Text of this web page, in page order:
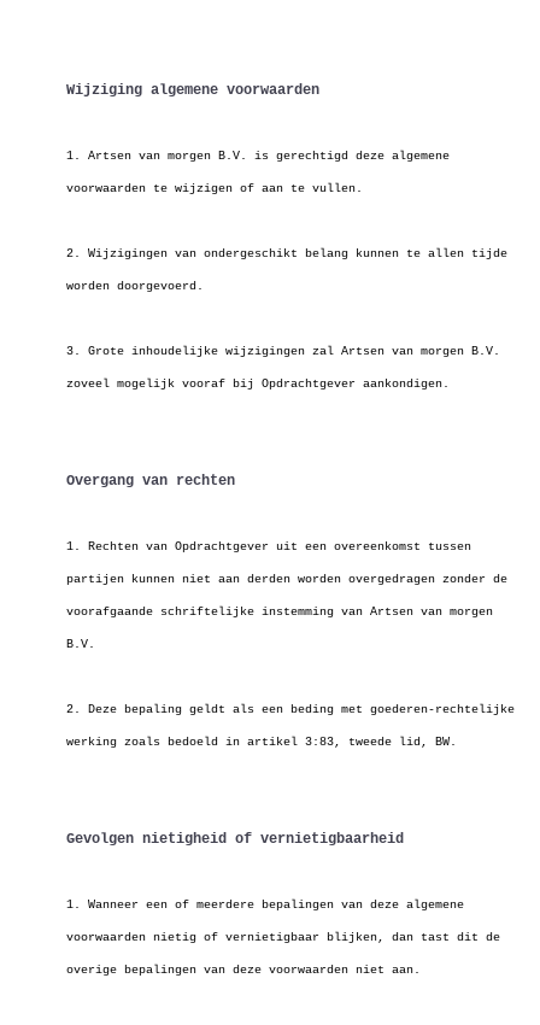
Wijziging algemene voorwaarden
1. Artsen van morgen B.V. is gerechtigd deze algemene
voorwaarden te wijzigen of aan te vullen.
2. Wijzigingen van ondergeschikt belang kunnen te allen tijde
worden doorgevoerd.
3. Grote inhoudelijke wijzigingen zal Artsen van morgen B.V.
zoveel mogelijk vooraf bij Opdrachtgever aankondigen.
Overgang van rechten
1. Rechten van Opdrachtgever uit een overeenkomst tussen
partijen kunnen niet aan derden worden overgedragen zonder de
voorafgaande schriftelijke instemming van Artsen van morgen
B.V.
2. Deze bepaling geldt als een beding met goederen-rechtelijke
werking zoals bedoeld in artikel 3:83, tweede lid, BW.
Gevolgen nietigheid of vernietigbaarheid
1. Wanneer een of meerdere bepalingen van deze algemene
voorwaarden nietig of vernietigbaar blijken, dan tast dit de
overige bepalingen van deze voorwaarden niet aan.